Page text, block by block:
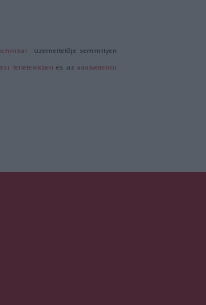
üzemeltetője semmilyen
feltételekben és azadatvédelmi